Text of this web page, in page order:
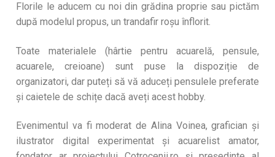
Florile le aducem cu noi din grădina proprie sau pictăm
după modelul propus, un trandafir roșu înflorit.
Toate materialele (hârtie pentru acuarelă, pensule,
acuarele, creioane) sunt puse la dispoziție de
organizatori, dar puteți să vă aduceți pensulele preferate
și caietele de schițe dacă aveți acest hobby.
Evenimentul va fi moderat de Alina Voinea, grafician și
ilustrator digital experimentat și acuarelist amator,